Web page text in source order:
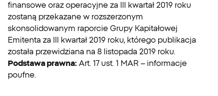
finansowe oraz operacyjne za III kwartał 2019 roku
zostaną przekazane w rozszerzonym
skonsolidowanym raporcie Grupy Kapitałowej
Emitenta za III kwartał 2019 roku, którego publikacja
została przewidziana na 8 listopada 2019 roku.
Podstawa prawna: Art. 17 ust. 1 MAR – informacje
poufne.